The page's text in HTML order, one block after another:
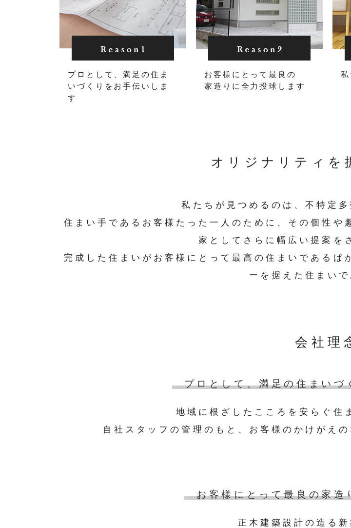
プロとして、満足の住ま
いづくりをお手伝いしま
す
お客様にとって最良の
家造りに全力投球します
オリジナリティを
私たちが見つめるのは、不特定
住まい手であるお客様たった一人のために、その個性や
家としてさらに幅広い提案を
完成した住まいがお客様にとって最高の住まいであるば
ーを据えた住まいで
会社理
プロとして、満足の住まい
地域に根ざしたこころを安らぐ住
自社スタッフの管理のもと、お客様のかけがえ
お客様にとって最良の家造
正木建築設計の造る